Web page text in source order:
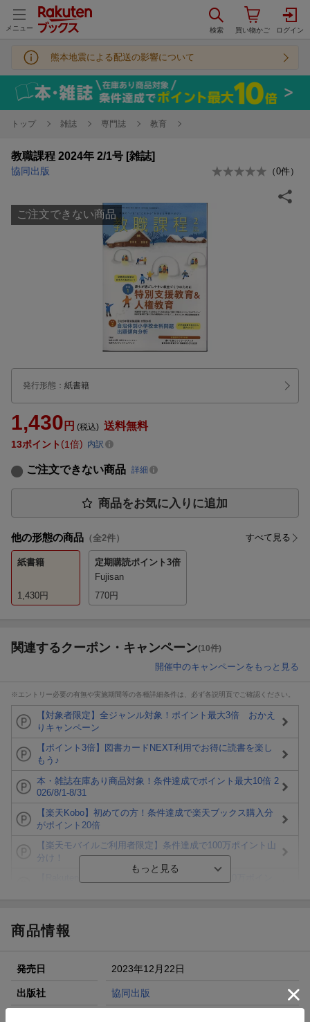
メニュー
熊本地震による配送の影響について
トップ 雑誌 専門誌 教育
教職課程 2024年 2/1号 [雑誌]
協同出版 （0件）
ご注文できない商品
発行形態 ： 紙書籍
1,430 円 (税込) 送料無料
13ポイント 1倍 内訳
ご注文できない商品 詳細
商品をお気に入りに追加
他の形態の商品 （全2件） すべて見る
紙書籍
1,430円
定期購読ポイント3倍
Fujisan
770円
関連するクーポン・キャンペーン(10件)
開催中のキャンペーンをもっと見る
※エントリー必要の有無や実施期間等の各種詳細条件は、必ず各説明頁でご確認ください。
【対象者限定】全ジャンル対象！ポイント最大3倍 おかえ
りキャンペーン
【ポイント3倍】図書カードNEXT利用でお得に読書を楽し
もう♪
本・雑誌在庫あり商品対象！条件達成でポイント最大10倍 2
026/8/1-8/31
【楽天Kobo】初めての方！条件達成で楽天ブックス購入分
がポイント20倍
【楽天モバイルご利用者限定】条件達成で100万ポイント山
分け！
が当たる！
楽天モバイル紹介キャンペーンの拡散で300円OFFクーポン
進呈
条件達成で楽天限定・宝塚歌劇 宙組貸切公演ペアチケット
商品情報
発売日 2023年12月22日
出版社 協同出版